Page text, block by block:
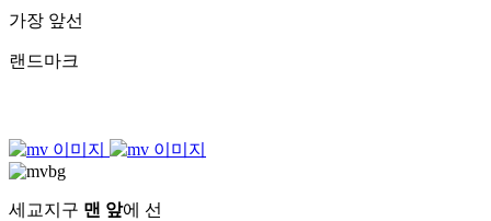
가장 앞선
랜드마크
세교지구 맨 앞에 선